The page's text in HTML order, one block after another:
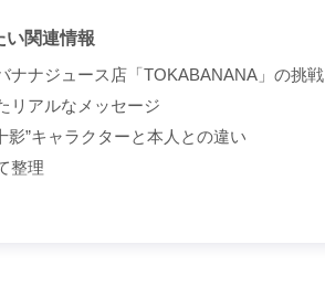
い関連情報
ナナジュース店「TOKABANANA」の挑戦
リアルなメッセージ
影”キャラクターと本人との違い
整理